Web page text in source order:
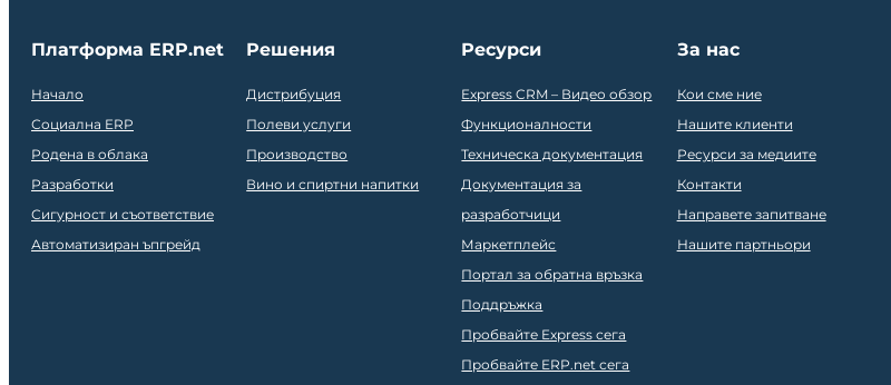
Платформа ERP.net
Начало
Социална ERP
Родена в облака
Разработки
Сигурност и съответствие
Автоматизиран ъпгрейд
Решения
Дистрибуция
Полеви услуги
Производство
Вино и спиртни напитки
Ресурси
Express CRM – Видео обзор
Функционалности
Техническа документация
Документация за
разработчици
Маркетплейс
Портал за обратна връзка
Поддръжка
Пробвайте Express сега
Пробвайте ERP.net сега
За нас
Кои сме ние
Нашите клиенти
Ресурси за медиите
Контакти
Направете запитване
Нашите партньори